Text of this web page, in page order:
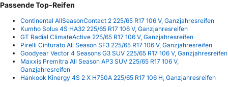
Passende Top-Reifen
Continental AllSeasonContact 2 225/65 R17 106 V, Ganzjahresreifen
Kumho Solus 4S HA32 225/65 R17 106 V, Ganzjahresreifen
GT Radial ClimateActive 225/65 R17 106 V, Ganzjahresreifen
Pirelli Cinturato All Season SF3 225/65 R17 106 V, Ganzjahresreifen
Goodyear Vector 4 Seasons G3 SUV 225/65 R17 106 V, Ganzjahresreifen
Maxxis Premitra All Season AP3 SUV 225/65 R17 106 V,
Ganzjahresreifen
Hankook Kinergy 4S 2 X H750A 225/65 R17 106 H, Ganzjahresreifen